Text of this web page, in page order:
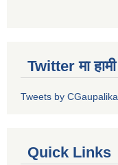
Twitter मा हामी
Tweets by CGaupalika
Quick Links